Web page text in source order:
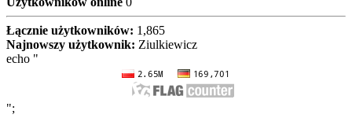
Łącznie użytkowników: 1,865
Najnowszy użytkownik: Ziulkiewicz
echo "
";